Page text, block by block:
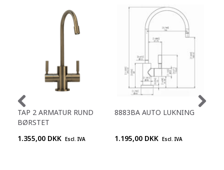
TAP 2 ARMATUR RUND
BØRSTET
1.355,00 DKK Escl. IVA
8883BA AUTO LUKNING
1.195,00 DKK Escl. IVA